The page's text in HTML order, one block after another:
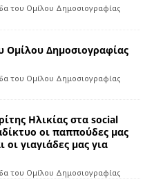
του Ομίλου Δημοσιογραφίας
Ομίλου Δημοσιογραφίας
του Ομίλου Δημοσιογραφίας
Ηλικίας στα social
οι παππούδες μας
οι γιαγιάδες μας για
του Ομίλου Δημοσιογραφίας